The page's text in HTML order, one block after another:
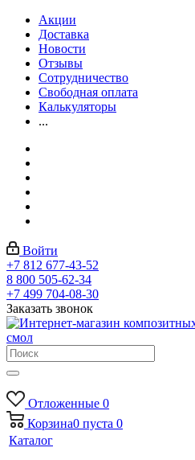
Акции
Доставка
Новости
Отзывы
Сотрудничество
Свободная оплата
Калькуляторы
...
Войти
+7 812 677-43-52
8 800 505-62-34
+7 499 704-08-30
Заказать звонок
Отложенные 0
Корзина0 пуста 0
Каталог